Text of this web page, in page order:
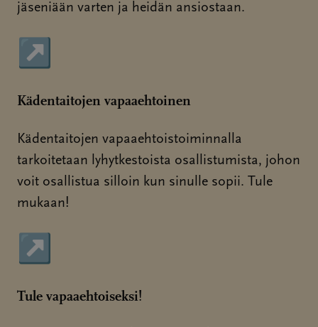
jäseniään varten ja heidän ansiostaan.
Sivu avautuu uudessa ikkunassa
↗
Kädentaitojen vapaaehtoinen
Kädentaitojen vapaaehtoistoiminnalla
tarkoitetaan lyhytkestoista osallistumista, johon
voit osallistua silloin kun sinulle sopii. Tule
mukaan!
Sivu avautuu uudessa ikkunassa
↗
Tule vapaaehtoiseksi!